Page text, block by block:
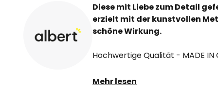
Diese mit Liebe zum Detail
erzielt mit der kunstvollen
schöne Wirkung.
Hochwertige Qualität - MADE IN
Schutzart IP23
Mehr lesen